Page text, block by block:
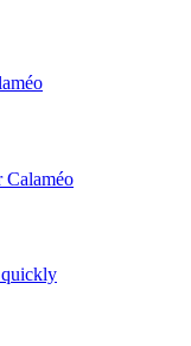
Calaméo
quickly